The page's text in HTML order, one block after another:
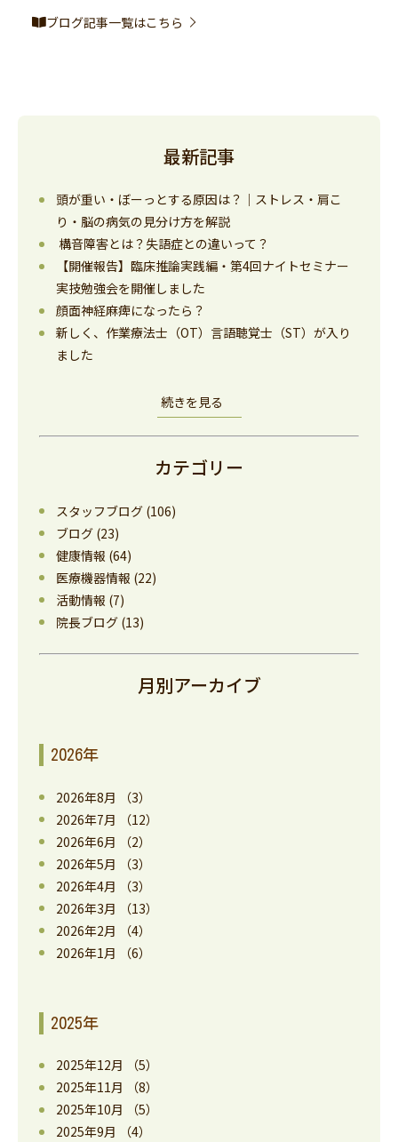
ブログ記事一覧はこちら
最新記事
頭が重い・ぼーっとする原因は？｜ストレス・肩こ
り・脳の病気の見分け方を解説
構音障害とは？失語症との違いって？
【開催報告】臨床推論実践編・第4回ナイトセミナー
実技勉強会を開催しました
顔面神経麻痺になったら？
新しく、作業療法士（OT）言語聴覚士（ST）が入り
ました
続きを見る
カテゴリー
スタッフブログ(106)
ブログ(23)
健康情報 (64)
医療機器情報 (22)
活動情報 (7)
院長ブログ(13)
月別アーカイブ
2026年
2026年8月
（3）
2026年7月
（12）
2026年6月
（2）
2026年5月
（3）
2026年4月
（3）
2026年3月
（13）
2026年2月
（4）
2026年1月
（6）
2025年
2025年12月
（5）
2025年11月
（8）
2025年10月
（5）
2025年9月
（4）